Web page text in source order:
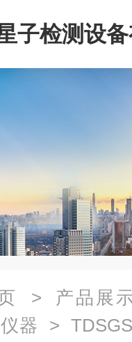
子检测设
> 产品展
器 >